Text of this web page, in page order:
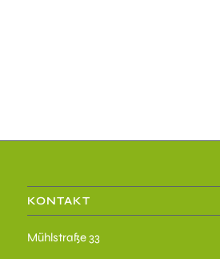
KONTAKT
Mühlstraße 33